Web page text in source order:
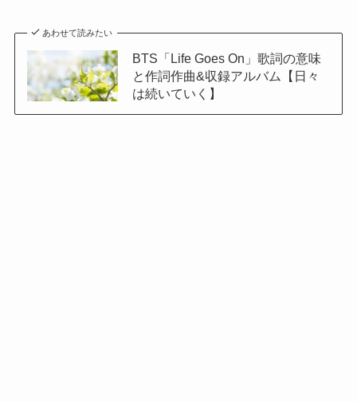
あわせて読みたい
BTS「Life Goes On」歌詞の意味
と作詞作曲&収録アルバム【日々
は続いていく】